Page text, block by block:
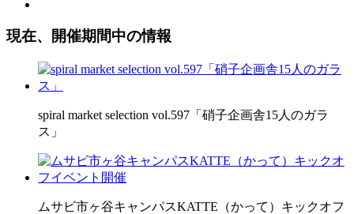
現在、開催期間中の情報
spiral market selection vol.597「硝子企画舎15人のガラ
ス」
ムサビ市ヶ谷キャンパスKATTE（かって）キックオフ